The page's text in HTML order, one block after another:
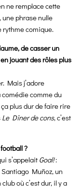
ne remplace cette
phrase nulle
rythme comique.
de casser un
jouant des rôles plus
Mais j’adore
comme du
plus dur de faire rire
Le Dîner de cons, c’est
?
s’appelait Goal!:
Santiago Muñoz, un
où c’est dur, il y a